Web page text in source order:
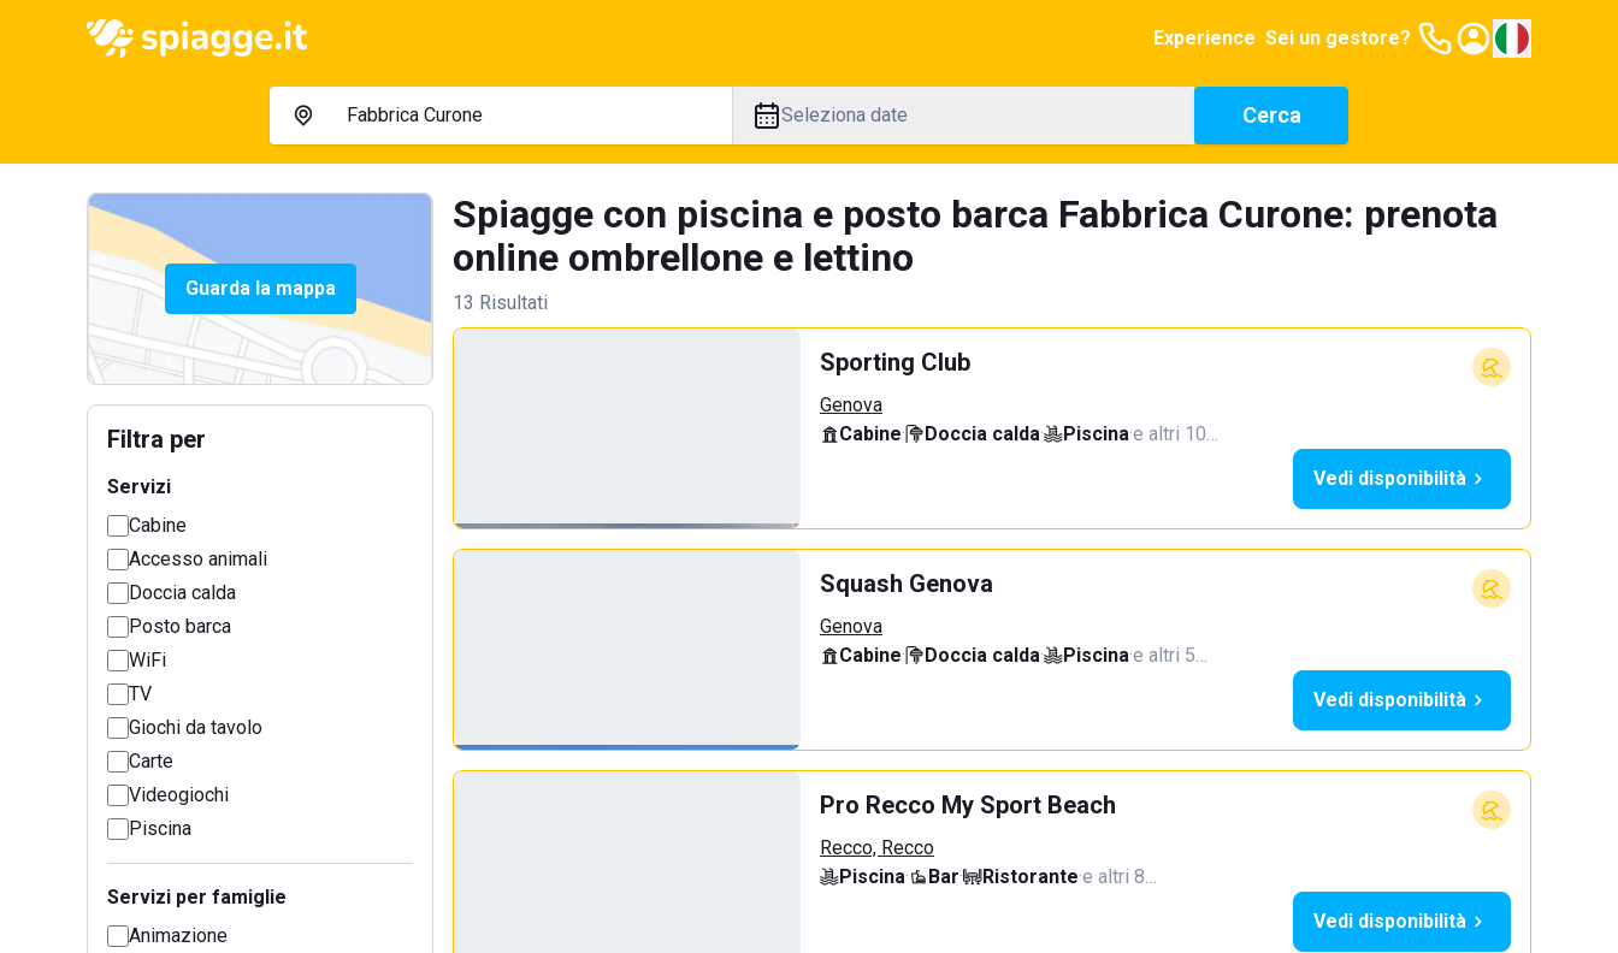
Experience Sei un gestore?
Seleziona date Cerca
Guarda la mappa
Filtra per
Servizi
Cabine
Accesso animali
Doccia calda
Posto barca
WiFi
TV
Giochi da tavolo
Carte
Videogiochi
Piscina
Servizi per famiglie
Animazione
Spiagge con piscina e posto barca Fabbrica Curone: prenota
online ombrellone e lettino
13 Risultati
Sporting Club
Genova
Cabine· Doccia calda· Piscina·e altri 10…
Vedi disponibilità
Squash Genova
Genova
Cabine· Doccia calda· Piscina·e altri 5…
Vedi disponibilità
Pro Recco My Sport Beach
Recco, Recco
Piscina· Bar· Ristorante·e altri 8…
Vedi disponibilità